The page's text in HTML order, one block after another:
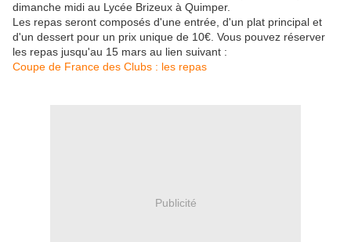
dimanche midi au Lycée Brizeux à Quimper.
Les repas seront composés d'une entrée, d'un plat principal et
d'un dessert pour un prix unique de 10€. Vous pouvez réserver
les repas jusqu'au 15 mars au lien suivant :
Coupe de France des Clubs : les repas
Publicité